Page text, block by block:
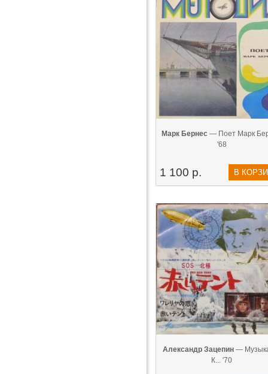
Марк Бернес — Поет Марк
'68
1 100 р. В
Александр Зацепин—
К... '70